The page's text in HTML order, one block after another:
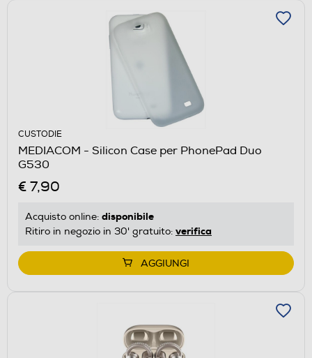
CUSTODIE
MEDIACOM - Silicon Case per PhonePad Duo
G530
€ 7,90
Acquisto online: disponibile
Ritiro in negozio in 30' gratuito: verifica
AGGIUNGI